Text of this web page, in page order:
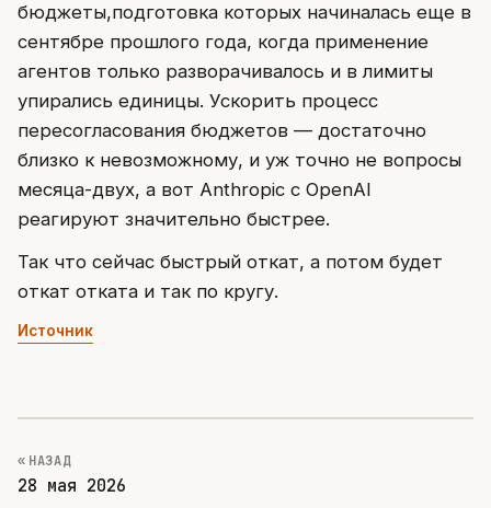
бюджеты,подготовка которых начиналась еще в
сентябре прошлого года, когда применение
агентов только разворачивалось и в лимиты
упирались единицы. Ускорить процесс
пересогласования бюджетов — достаточно
близко к невозможному, и уж точно не вопросы
месяца-двух, а вот Anthropic с OpenAI
реагируют значительно быстрее.
Так что сейчас быстрый откат, а потом будет
откат отката и так по кругу.
Источник
« НАЗАД
28 мая 2026